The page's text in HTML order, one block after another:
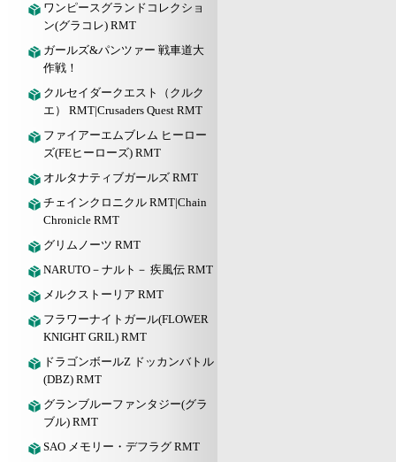
ワンピースグランドコレクショ
ン(グラコレ) RMT
ガールズ&パンツァー 戦車道大
作戦！
クルセイダークエスト（クルク
エ） RMT|Crusaders Quest RMT
ファイアーエムブレム ヒーロー
ズ(FEヒーローズ) RMT
オルタナティブガールズ RMT
チェインクロニクル RMT|Chain
Chronicle RMT
グリムノーツ RMT
NARUTO－ナルト－ 疾風伝 RMT
メルクストーリア RMT
フラワーナイトガール(FLOWER
KNIGHT GRIL) RMT
ドラゴンボールZ ドッカンバトル
(DBZ) RMT
グランブルーファンタジー(グラ
ブル) RMT
SAO メモリー・デフラグ RMT